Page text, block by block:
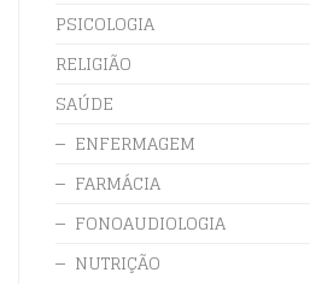
PSICOLOGIA
RELIGIÃO
SAÚDE
ENFERMAGEM
FARMÁCIA
FONOAUDIOLOGIA
NUTRIÇÃO